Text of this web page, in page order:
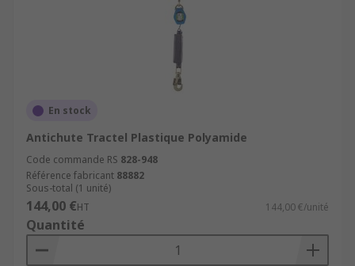
En stock
Antichute Tractel Plastique Polyamide
Code commande RS 828-948
Référence fabricant 88882
Sous-total (1 unité)
144,00 €HT 144,00 €/unité
Quantité